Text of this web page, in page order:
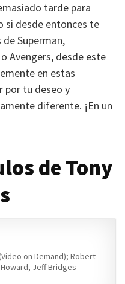
tarde para
si desde entonces te
Superman,
Avengers, desde este
en estas
por tu deseo y
diferente. ¡En un
de Tony
on Demand); Robert
Jeff Bridges